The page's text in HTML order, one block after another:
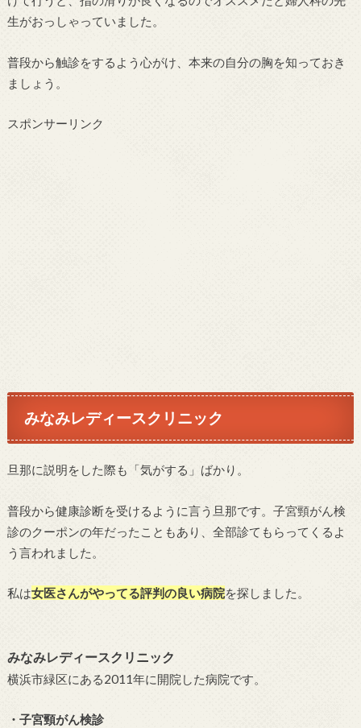
生がおっしゃっていました。
普段から触診をするよう心がけ、本来の自分の胸を知っておき
ましょう。
スポンサーリンク
みなみレディースクリニック
旦那に説明をした際も「気がする」ばかり。
普段から健康診断を受けるように言う旦那です。子宮頸がん検
診のクーポンの年だったこともあり、全部診てもらってくるよ
う言われました。
私は女医さんがやってる評判の良い病院を探しました。
みなみレディースクリニック
横浜市緑区にある2011年に開院した病院です。
・子宮頸がん検診